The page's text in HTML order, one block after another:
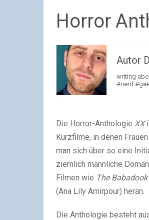
Horror
Autor
writing
#nerd
Die Horror-Anthologie XX
Kurzfilme, in denen
man sich über so eine
ziemlich männliche
Filmen wie The Babadook
(Ana Lily Amirpour) heran.
Die Anthologie besteht